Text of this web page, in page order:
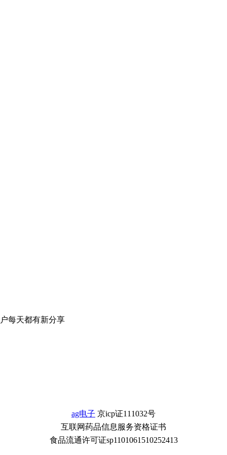
每天都有新分享
ag电子 京icp证111032号
互联网药品信息服务资格证书
食品流通许可证sp1101061510252413